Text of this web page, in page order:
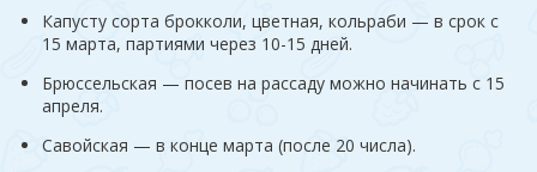
Капусту сорта брокколи, цветная, кольраби — в срок с
15 марта, партиями через 10-15 дней.
Брюссельская — посев на рассаду можно начинать с 15
апреля.
Савойская — в конце марта (после 20 числа).